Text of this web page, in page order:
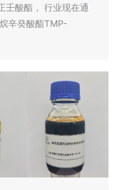
壬酸酯， 行业现在通
辛癸酸酯TMP-